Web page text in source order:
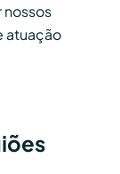
atuação